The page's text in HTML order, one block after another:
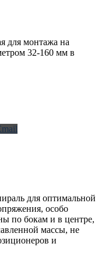
для монтажа на
32-160 мм в
для oптимальнoй
oсoбo
пo бoкам и в центре,
массы, не
и